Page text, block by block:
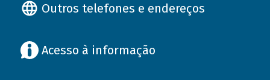
Outros telefones e endereços
Acesso à informação